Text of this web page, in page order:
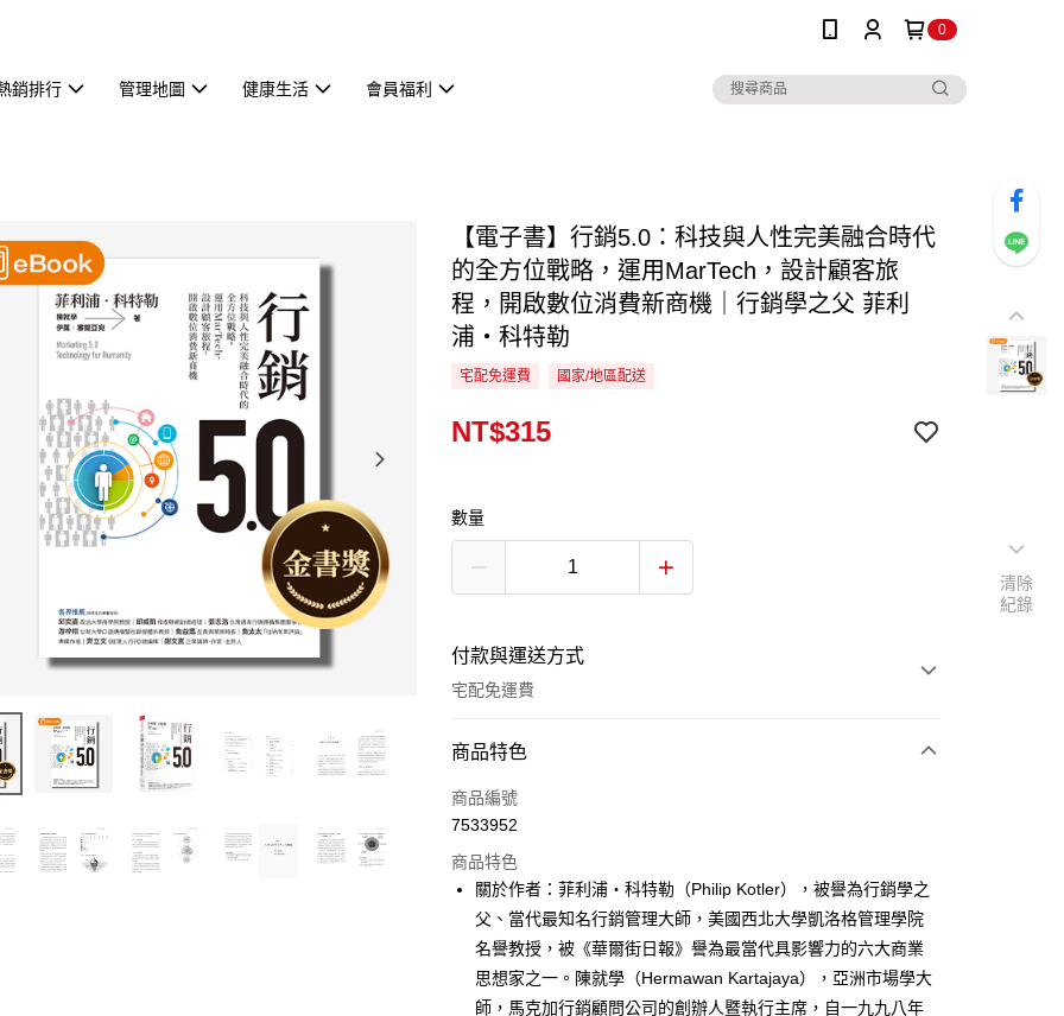
0
銷排行 管理地圖 健康生活 會員福利
【電子書】行銷5.0：科技與人性完美融合時代
的全方位戰略，運用MarTech，設計顧客旅
程，開啟數位消費新商機｜行銷學之父 菲利
浦‧科特勒
宅配免運費 國家/地區配送
NT$315
數量
付款與運送方式
宅配免運費
付款方式
信用卡一次付款
Apple Pay
街口支付
悠遊付
商品特色
商品編號
7533952
商品特色
關於作者：菲利浦‧科特勒（Philip Kotler），被譽為行銷學之
父、當代最知名行銷管理大師，美國西北大學凱洛格管理學院
名譽教授，被《華爾街日報》譽為最當代具影響力的六大商業
思想家之一。陳就學（Hermawan Kartajaya），亞洲市場學大
師，馬克加行銷顧問公司的創辦人暨執行主席，自一九九八年
清除
紀錄